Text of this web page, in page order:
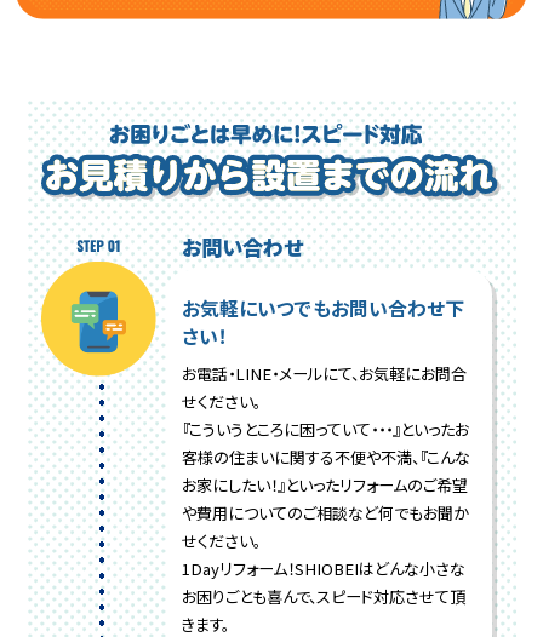
お問い合わせ
お気軽にいつでもお問い合わせ下
さい！
お電話・LINE・メールにて、お気軽にお問合
せください。
『こういうところに困っていて・・・』といったお
客様の住まいに関する不便や不満、『こんな
お家にしたい！』といったリフォームのご希望
や費用についてのご相談など何でもお聞か
せください。
1Dayリフォーム！SHIOBEIはどんな小さな
お困りごとも喜んで、スピード対応させて頂
きます。